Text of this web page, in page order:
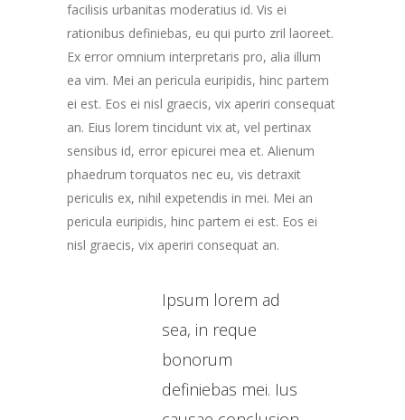
facilisis urbanitas moderatius id. Vis ei
rationibus definiebas, eu qui purto zril laoreet.
Ex error omnium interpretaris pro, alia illum
ea vim. Mei an pericula euripidis, hinc partem
ei est. Eos ei nisl graecis, vix aperiri consequat
an. Eius lorem tincidunt vix at, vel pertinax
sensibus id, error epicurei mea et. Alienum
phaedrum torquatos nec eu, vis detraxit
periculis ex, nihil expetendis in mei. Mei an
pericula euripidis, hinc partem ei est. Eos ei
nisl graecis, vix aperiri consequat an.
Ipsum lorem ad
sea, in reque
bonorum
definiebas mei. Ius